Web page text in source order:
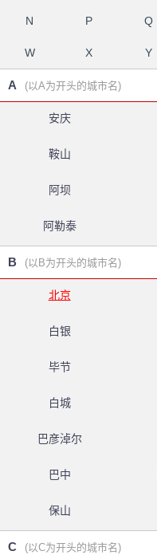
N P Q
W X Y
A (以A为开头的城市名)
安庆
鞍山
阿坝
阿勒泰
B (以B为开头的城市名)
北京
白银
毕节
白城
巴彦淖尔
巴中
保山
C (以C为开头的城市名)